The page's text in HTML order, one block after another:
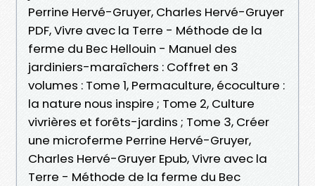
Perrine Hervé-Gruyer, Charles Hervé-Gruyer
PDF, Vivre avec la Terre - Méthode de la
ferme du Bec Hellouin - Manuel des
jardiniers-maraîchers : Coffret en 3
volumes : Tome 1, Permaculture, écoculture :
la nature nous inspire ; Tome 2, Culture
vivrières et forêts-jardins ; Tome 3, Créer
une microferme Perrine Hervé-Gruyer,
Charles Hervé-Gruyer Epub, Vivre avec la
Terre - Méthode de la ferme du Bec